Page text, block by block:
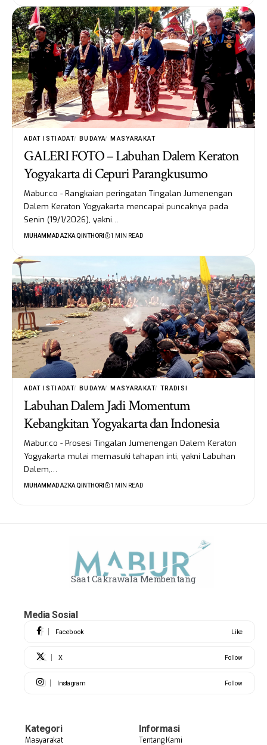
ADAT ISTIADAT BUDAYA MASYARAKAT
GALERI FOTO – Labuhan Dalem Keraton
Yogyakarta di Cepuri Parangkusumo
Mabur.co - Rangkaian peringatan Tingalan Jumenengan
Dalem Keraton Yogyakarta mencapai puncaknya pada
Senin (19/1/2026), yakni…
MUHAMMAD AZKA QINTHORI 1 MIN READ
ADAT ISTIADAT BUDAYA MASYARAKAT TRADISI
Labuhan Dalem Jadi Momentum
Kebangkitan Yogyakarta dan Indonesia
Mabur.co - Prosesi Tingalan Jumenengan Dalem Keraton
Yogyakarta mulai memasuki tahapan inti, yakni Labuhan
Dalem,…
MUHAMMAD AZKA QINTHORI 1 MIN READ
Saat Cakrawala Membentang
Media Sosial
Facebook Like
X Follow
Instagram Follow
Kategori
Masyarakat
Informasi
Tentang Kami